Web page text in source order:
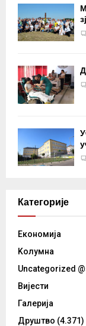
Категорије
Eкономија
Kолумнa
Uncategorized
Вијести
Галерија
Друштво (4.371)